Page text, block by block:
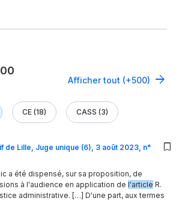
Afficher tout (+500)
CE (18) CASS (3)
de Lille, Juge unique (6), 3 août 2023, n°
a été dispensé, sur sa proposition, de
à l'audience en application de l'article R.
administrative. […] D'une part, aux termes